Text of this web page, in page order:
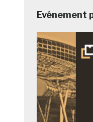
Evénement